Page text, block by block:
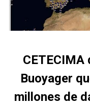
Buoyager
millones de